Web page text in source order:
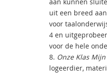
uit een breed
voor
4 en
voor de hele
8. Onze Klas
logeerdier,